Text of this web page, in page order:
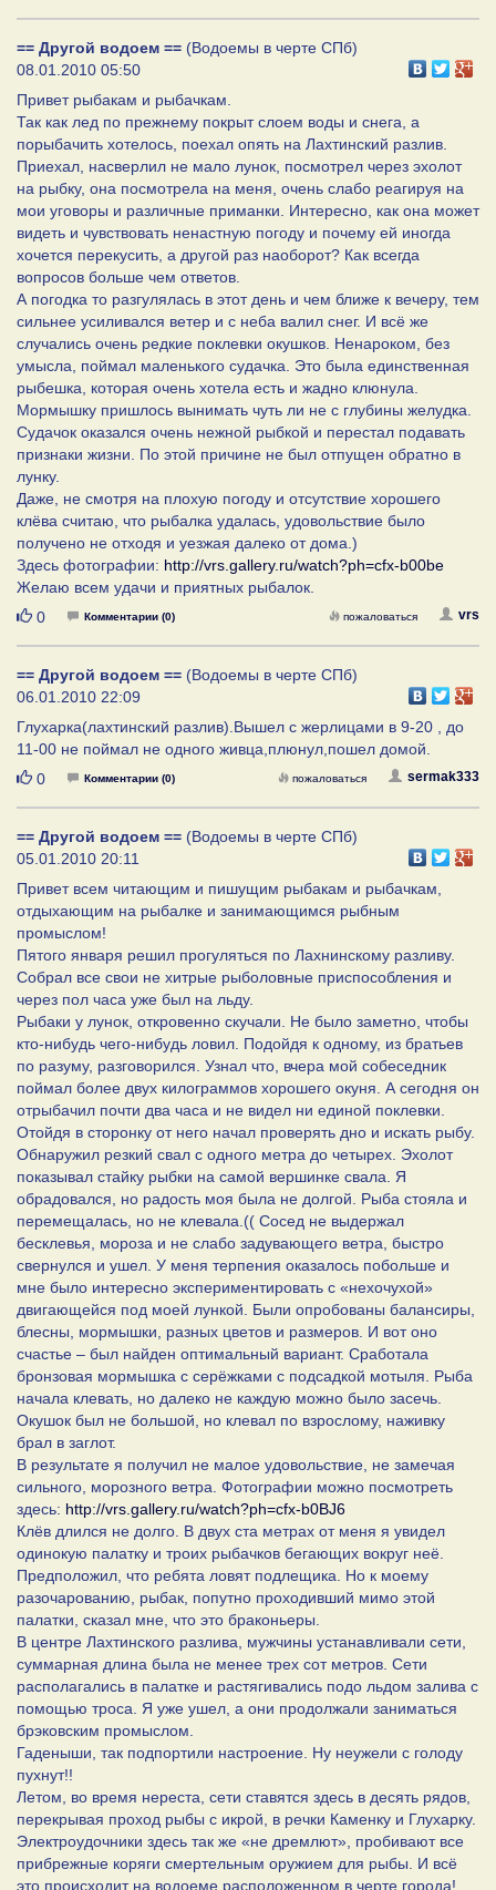
== Другой водоем == (Водоемы в черте СПб)
08.01.2010 05:50
Привет рыбакам и рыбачкам.
Так как лед по прежнему покрыт слоем воды и снега, а
порыбачить хотелось, поехал опять на Лахтинский разлив.
Приехал, насверлил не мало лунок, посмотрел через эхолот
на рыбку, она посмотрела на меня, очень слабо реагируя на
мои уговоры и различные приманки. Интересно, как она может
видеть и чувствовать ненастную погоду и почему ей иногда
хочется перекусить, а другой раз наоборот? Как всегда
вопросов больше чем ответов.
А погодка то разгулялась в этот день и чем ближе к вечеру, тем
сильнее усиливался ветер и с неба валил снег. И всё же
случались очень редкие поклевки окушков. Ненароком, без
умысла, поймал маленького судачка. Это была единственная
рыбешка, которая очень хотела есть и жадно клюнула.
Мормышку пришлось вынимать чуть ли не с глубины желудка.
Судачок оказался очень нежной рыбкой и перестал подавать
признаки жизни. По этой причине не был отпущен обратно в
лунку.
Даже, не смотря на плохую погоду и отсутствие хорошего
клёва считаю, что рыбалка удалась, удовольствие было
получено не отходя и уезжая далеко от дома.)
Здесь фотографии: http://vrs.gallery.ru/watch?ph=cfx-b00be
Желаю всем удачи и приятных рыбалок.
Нравится
0 Комментарии (0) vrs
пожаловаться
== Другой водоем == (Водоемы в черте СПб)
06.01.2010 22:09
Глухарка(лахтинский разлив).Вышел с жерлицами в 9-20 , до
11-00 не поймал не одного живца,плюнул,пошел домой.
Нравится
0 Комментарии (0) sermak333
пожаловаться
== Другой водоем == (Водоемы в черте СПб)
05.01.2010 20:11
Привет всем читающим и пишущим рыбакам и рыбачкам,
отдыхающим на рыбалке и занимающимся рыбным
промыслом!
Пятого января решил прогуляться по Лахнинскому разливу.
Собрал все свои не хитрые рыболовные приспособления и
через пол часа уже был на льду.
Рыбаки у лунок, откровенно скучали. Не было заметно, чтобы
кто-нибудь чего-нибудь ловил. Подойдя к одному, из братьев
по разуму, разговорился. Узнал что, вчера мой собеседник
поймал более двух килограммов хорошего окуня. А сегодня он
отрыбачил почти два часа и не видел ни единой поклевки.
Отойдя в сторонку от него начал проверять дно и искать рыбу.
Обнаружил резкий свал с одного метра до четырех. Эхолот
показывал стайку рыбки на самой вершинке свала. Я
обрадовался, но радость моя была не долгой. Рыба стояла и
перемещалась, но не клевала.(( Сосед не выдержал
бесклевья, мороза и не слабо задувающего ветра, быстро
свернулся и ушел. У меня терпения оказалось побольше и
мне было интересно экспериментировать с «нехочухой»
двигающейся под моей лункой. Были опробованы балансиры,
блесны, мормышки, разных цветов и размеров. И вот оно
счастье – был найден оптимальный вариант. Сработала
бронзовая мормышка с серёжками с подсадкой мотыля. Рыба
начала клевать, но далеко не каждую можно было засечь.
Окушок был не большой, но клевал по взрослому, наживку
брал в заглот.
В результате я получил не малое удовольствие, не замечая
сильного, морозного ветра. Фотографии можно посмотреть
здесь: http://vrs.gallery.ru/watch?ph=cfx-b0BJ6
Клёв длился не долго. В двух ста метрах от меня я увидел
одинокую палатку и троих рыбачков бегающих вокруг неё.
Предположил, что ребята ловят подлещика. Но к моему
разочарованию, рыбак, попутно проходивший мимо этой
палатки, сказал мне, что это браконьеры.
В центре Лахтинского разлива, мужчины устанавливали сети,
суммарная длина была не менее трех сот метров. Сети
располагались в палатке и растягивались подо льдом залива с
помощью троса. Я уже ушел, а они продолжали заниматься
брэковским промыслом.
Гаденыши, так подпортили настроение. Ну неужели с голоду
пухнут!!
Летом, во время нереста, сети ставятся здесь в десять рядов,
перекрывая проход рыбы с икрой, в речки Каменку и Глухарку.
Электроудочники здесь так же «не дремлют», пробивают все
прибрежные коряги смертельным оружием для рыбы. И всё
это происходит на водоеме расположенном в черте города!